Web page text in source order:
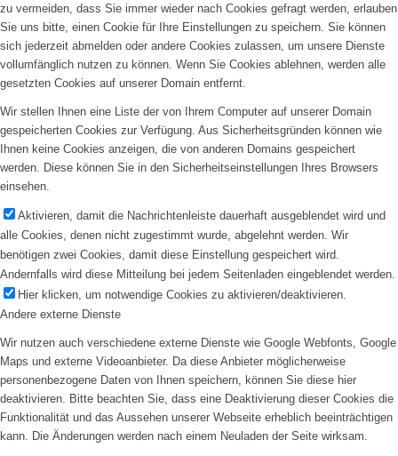
zu vermeiden, dass Sie immer wieder nach Cookies gefragt werden, erlauben
Sie uns bitte, einen Cookie für Ihre Einstellungen zu speichern. Sie können
sich jederzeit abmelden oder andere Cookies zulassen, um unsere Dienste
vollumfänglich nutzen zu können. Wenn Sie Cookies ablehnen, werden alle
gesetzten Cookies auf unserer Domain entfernt.
Wir stellen Ihnen eine Liste der von Ihrem Computer auf unserer Domain
gespeicherten Cookies zur Verfügung. Aus Sicherheitsgründen können wie
Ihnen keine Cookies anzeigen, die von anderen Domains gespeichert
werden. Diese können Sie in den Sicherheitseinstellungen Ihres Browsers
einsehen.
Aktivieren, damit die Nachrichtenleiste dauerhaft ausgeblendet wird und
alle Cookies, denen nicht zugestimmt wurde, abgelehnt werden. Wir
benötigen zwei Cookies, damit diese Einstellung gespeichert wird.
Andernfalls wird diese Mitteilung bei jedem Seitenladen eingeblendet werden.
Hier klicken, um notwendige Cookies zu aktivieren/deaktivieren.
Andere externe Dienste
Wir nutzen auch verschiedene externe Dienste wie Google Webfonts, Google
Maps und externe Videoanbieter. Da diese Anbieter möglicherweise
personenbezogene Daten von Ihnen speichern, können Sie diese hier
deaktivieren. Bitte beachten Sie, dass eine Deaktivierung dieser Cookies die
Funktionalität und das Aussehen unserer Webseite erheblich beeinträchtigen
kann. Die Änderungen werden nach einem Neuladen der Seite wirksam.